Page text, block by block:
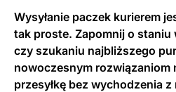
Wysyłanie paczek kurierem
tak proste. Zapomnij o staniu
czy szukaniu najbliższego
nowoczesnym rozwiązaniom
przesyłkę bez wychodzenia